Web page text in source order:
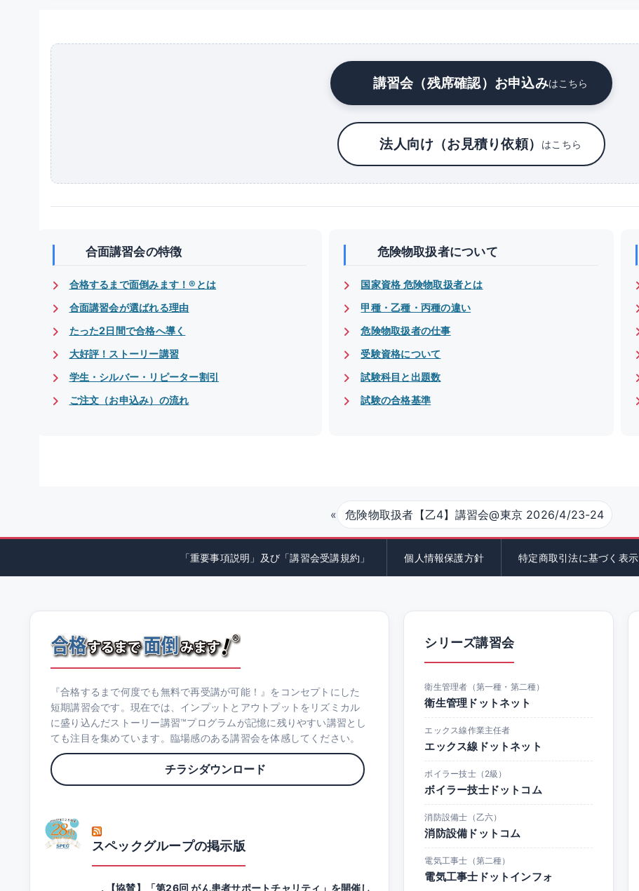
講習会（残席確認）お申込みはこちら
法人向け（お見積り依頼） はこちら
合面講習会の特徴
合格するまで面倒みます！®とは
合面講習会が選ばれる理由
たった2日間で合格へ導く
大好評！ストーリー講習
学生・シルバー・リピーター割引
ご注文（お申込み）の流れ
危険物取扱者について
国家資格 危険物取扱者とは
甲種・乙種・丙種の違い
危険物取扱者の仕事
受験資格について
試験科目と出題数
試験の合格基準
« 危険物取扱者【乙4】講習会@東京 2026/4/23-24
「重要事項説明」及び「講習会受講規約」 個人情報保護方針 特定商取引法に基づく表示
『合格するまで何度でも無料で再受講が可能！』をコンセプトにした
短期講習会です。現在では、インプットとアウトプットをリズミカル
に盛り込んだストーリー講習™プログラムが記憶に残りやすい講習とし
ても注目を集めています。臨場感のある講習会を体感してください。
チラシダウンロード
スペックグループの掲示版
【協賛】「第26回 がん患者サポートチャリティ」を開催し
シリーズ講習会
衛生管理者（第一種・第二種）
衛生管理ドットネット
エックス線作業主任者
エックス線ドットネット
ボイラー技士（2級）
ボイラー技士ドットコム
消防設備士（乙六）
消防設備ドットコム
電気工事士（第二種）
電気工事士ドットインフォ